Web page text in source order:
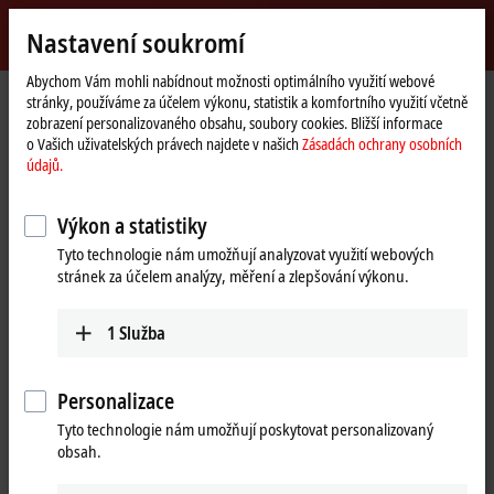
Beckhoff
-
New
Automation
Technology
Domovská
stránka
Společnost
Novinky
SPS 2025, Day 2: Beckhoff Live + Interactive, Nov 26, 2025
Kliknutím na „Rozumím a přijímám“ zobrazíme video a upravíme
nastavení ochrany soukromí, zatímco se načítá externí obsah
Vimeo. Seznamte se zde s našimiZásadách ochrany osobních
Nastavení soukromí
Abychom Vám mohli nabídnout možnosti optimálního využití webové
stránky, používáme za účelem výkonu, statistik a komfortního využití včetně
zobrazení personalizovaného obsahu, soubory cookies. Bližší informace
o Vašich uživatelských právech najdete v našichZásadách ochrany osobních
údajů.
Výkon a statistiky
Tyto technologie nám umožňují analyzovat využití webových
stránek za účelem analýzy, měření a zlepšování výkonu.
1 Služba
Personalizace
Tyto technologie nám umožňují poskytovat personalizovaný
obsah.